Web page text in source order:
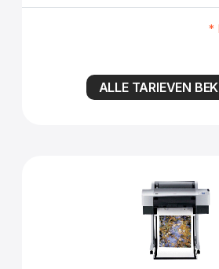
*
ALLE TARIEVEN